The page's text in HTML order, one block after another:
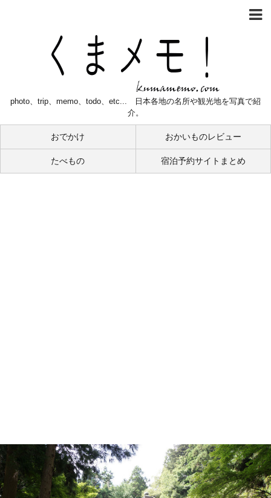
photo、trip、memo、todo、etc... 日本各地の名所や観光地を写真で紹
介。
おでかけ おかいものレビュー
たべもの 宿泊予約サイトまとめ